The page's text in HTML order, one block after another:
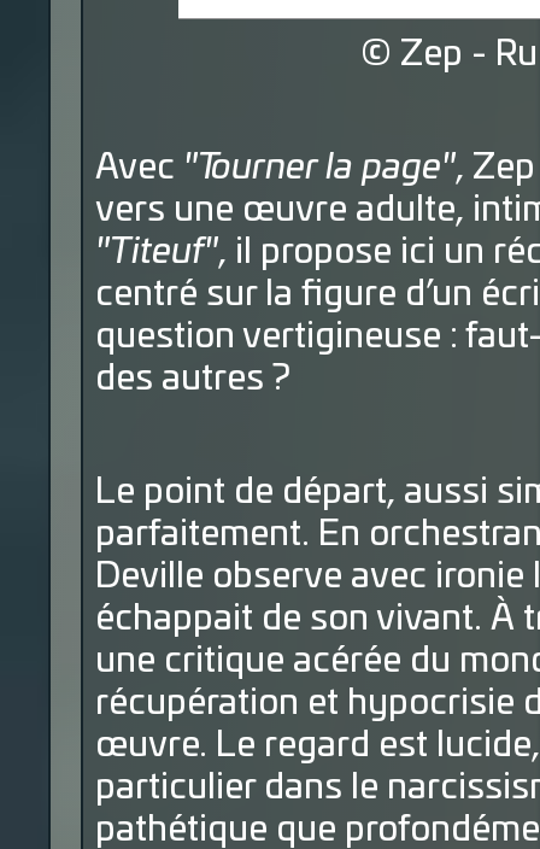
© Zep -
Avec "Tourner la page",
vers une œuvre adulte,
"Titeuf", il propose ici un
centré sur la figure d’un
question vertigineuse :
des autres ?
Le point de départ, aussi
parfaitement. En
Deville observe avec
échappait de son vivant. À
une critique acérée du
récupération et hypocrisie
œuvre. Le regard est
particulier dans le
pathétique que